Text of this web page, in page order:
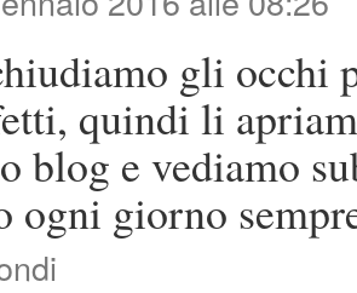
gli occhi
quindi li
blog e vediamo
ogni giorno